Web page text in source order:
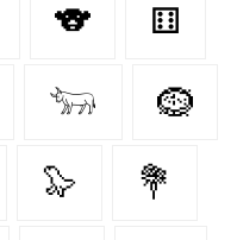
🐨 ⚅
𓃓 🪹
🦭 💐